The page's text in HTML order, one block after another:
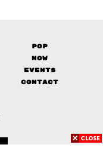
Pop
Now
Events
Contact